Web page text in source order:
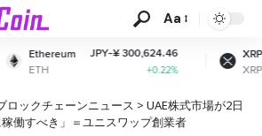
Aa
JPY-¥ 300,624.46
XRP
XRP
JPY-¥ 160.01
-2%
ロックチェーンニュース > UAE株式市場が2日
働すべき」＝ユニスワップ創業者